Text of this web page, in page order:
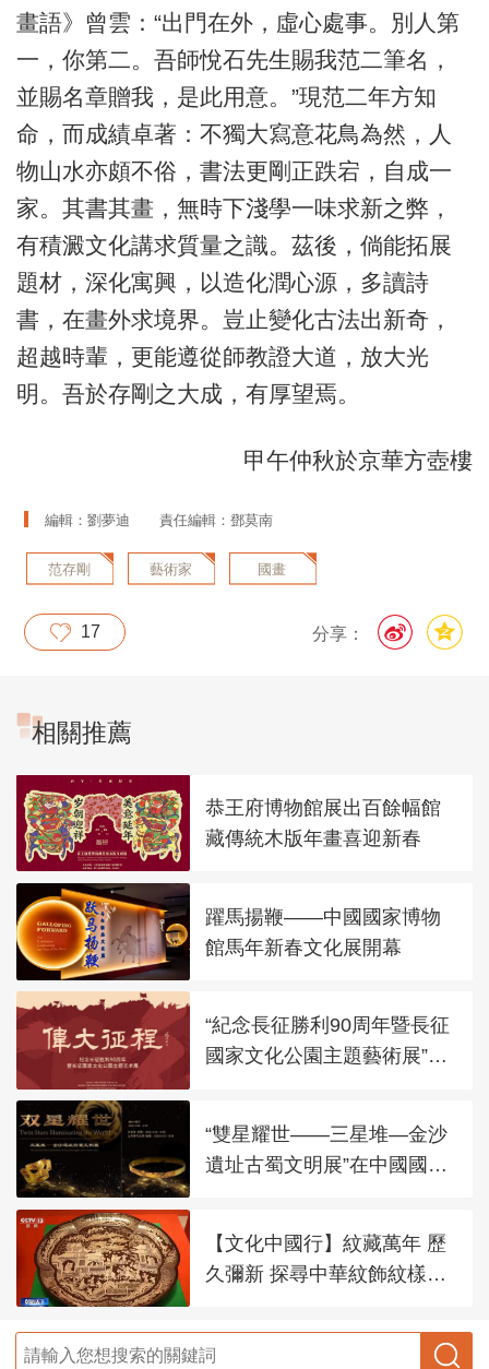
畫語》曾雲：“出門在外，虛心處事。別人第
一，你第二。吾師悅石先生賜我范二筆名，
並賜名章贈我，是此用意。”現范二年方知
命，而成績卓著：不獨大寫意花鳥為然，人
物山水亦頗不俗，書法更剛正跌宕，自成一
家。其書其畫，無時下淺學一味求新之弊，
有積澱文化講求質量之識。茲後，倘能拓展
題材，深化寓興，以造化潤心源，多讀詩
書，在畫外求境界。豈止變化古法出新奇，
超越時輩，更能遵從師教證大道，放大光
明。吾於存剛之大成，有厚望焉。
甲午仲秋於京華方壺樓
編輯：劉夢迪 責任編輯：鄧莫南
范存剛 藝術家 國畫
分享：
17
相關推薦
恭王府博物館展出百餘幅館
藏傳統木版年畫喜迎新春
躍馬揚鞭——中國國家博物
館馬年新春文化展開幕
“紀念長征勝利90周年暨長征
國家文化公園主題藝術展”在
“雙星耀世——三星堆—金沙
遺址古蜀文明展”在中國國家
【文化中國行】紋藏萬年 歷
久彌新 探尋中華紋飾紋樣之